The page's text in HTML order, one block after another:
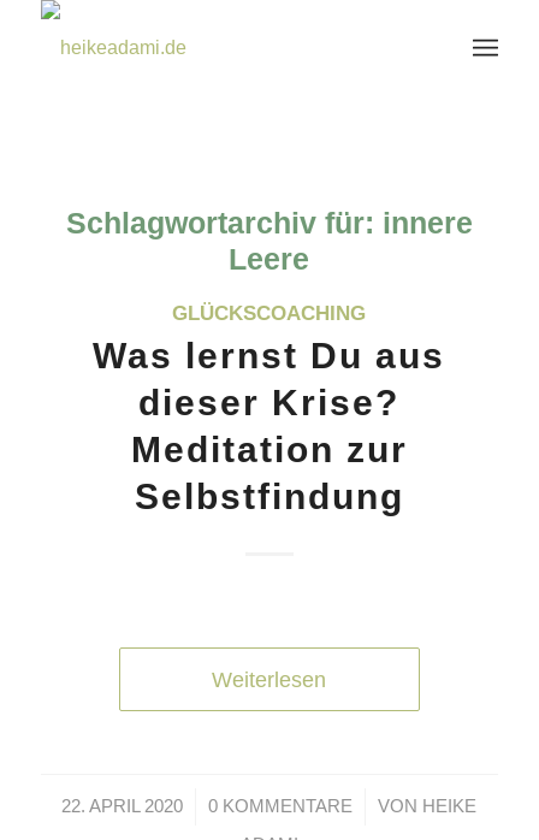
Schlagwortarchiv für: innere
Leere
GLÜCKSCOACHING
Was lernst Du aus
dieser Krise?
Meditation zur
Selbstfindung
Weiterlesen
22. APRIL 2020
/ 0 KOMMENTARE
/ VON HEIKE